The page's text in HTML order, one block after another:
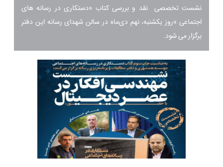
نشست تخصصی نقد و بررسی کتاب «دستکاری در رسانه های
اجتماعی »روز یکشنبه، نهم دی‌ماه در سالن شهدای رسانه این دفتر
برگزار می شود.